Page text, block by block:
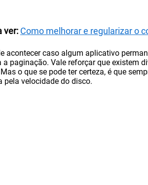
ver: Como melhorar e regularizar o
acontecer caso algum aplicativo
paginação. Vale reforçar que existem
o que se pode ter certeza, é que
pela velocidade do disco.